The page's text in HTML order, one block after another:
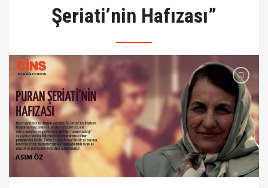
Şeriati’nin Hafızası”